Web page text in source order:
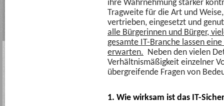
ihre Wahrnehmung stärker
Tragweite für die Art und
vertrieben, eingesetzt und
alle Bürgerinnen und Bürger,
gesamte IT-Branche lassen
erwarten. Neben den vielen
Verhältnismäßigkeit einzelner
übergreifende Fragen von
1. Wie wirksam ist das IT-